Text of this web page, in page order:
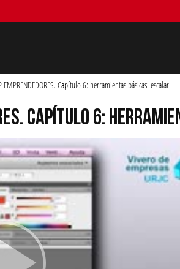
EMPRENDEDORES. Capítulo 6: herramientas básicas: escalar
CAPÍTULO 6: